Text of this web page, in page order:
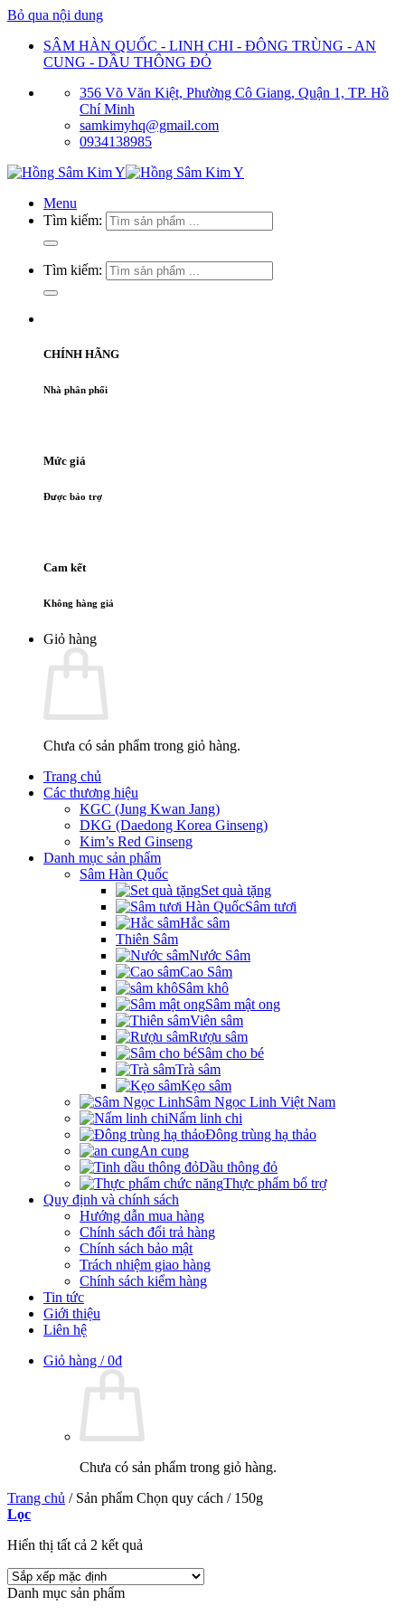
Bỏ qua nội dung
SÂM HÀN QUỐC - LINH CHI - ĐÔNG TRÙNG - AN
CUNG - DẦU THÔNG ĐỎ
356 Võ Văn Kiệt, Phường Cô Giang, Quận 1, TP. Hồ
Chí Minh
samkimyhq@gmail.com
0934138985
Menu
Tìm kiếm:
Tìm kiếm:
CHÍNH HÃNG
Nhà phân phối
Mức giá
Được bảo trợ
Cam kết
Không hàng giả
Giỏ hàng
Chưa có sản phẩm trong giỏ hàng.
Trang chủ
Các thương hiệu
KGC (Jung Kwan Jang)
DKG (Daedong Korea Ginseng)
Kim’s Red Ginseng
Danh mục sản phẩm
Sâm Hàn Quốc
Set quà tặng
Sâm tươi
Hắc sâm
Thiên Sâm
Nước Sâm
Cao Sâm
Sâm khô
Sâm mật ong
Viên sâm
Rượu sâm
Sâm cho bé
Trà sâm
Kẹo sâm
Sâm Ngọc Linh Việt Nam
Nấm linh chi
Đông trùng hạ thảo
An cung
Dầu thông đỏ
Thực phẩm bổ trợ
Quy định và chính sách
Hướng dẫn mua hàng
Chính sách đổi trả hàng
Chính sách bảo mật
Trách nhiệm giao hàng
Chính sách kiểm hàng
Tin tức
Giới thiệu
Liên hệ
Giỏ hàng /0₫
Chưa có sản phẩm trong giỏ hàng.
Trang chủ /Sản phẩm Chọn quy cách /150g
Lọc
Hiển thị tất cả 2 kết quả
Danh mục sản phẩm